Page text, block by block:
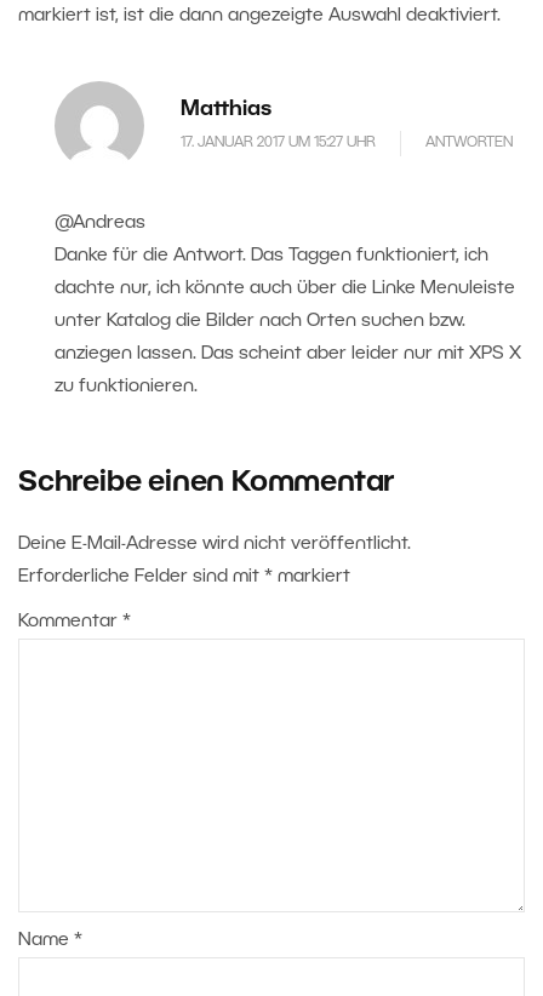
markiert ist, ist die dann angezeigte Auswahl deaktiviert.
Matthias
17. JANUAR 2017 UM 15:27 UHR ANTWORTEN
@Andreas
Danke für die Antwort. Das Taggen funktioniert, ich
dachte nur, ich könnte auch über die Linke Menuleiste
unter Katalog die Bilder nach Orten suchen bzw.
anziegen lassen. Das scheint aber leider nur mit XPS X
zu funktionieren.
Schreibe einen Kommentar
Deine E-Mail-Adresse wird nicht veröffentlicht.
Erforderliche Felder sind mit * markiert
Kommentar *
Name *